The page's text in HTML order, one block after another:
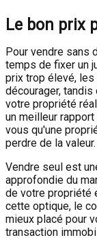
Le bon prix
Pour vendre sans
temps de fixer un
prix trop élevé,
décourager,
votre propriété
un meilleur
vous qu'une
perdre de la valeur.
Vendre seul est
approfondie du
de votre propriété
cette optique, le
mieux placé pour
transaction